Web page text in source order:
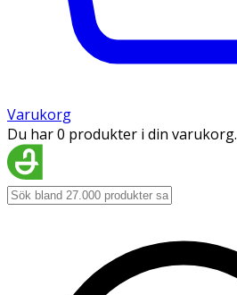
Varukorg
Du har 0 produkter i din varukorg.